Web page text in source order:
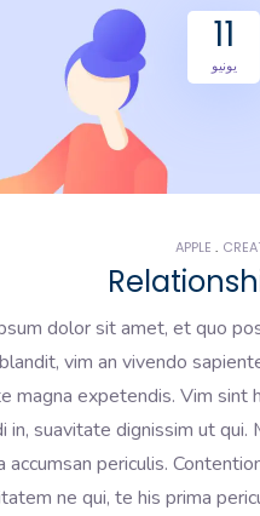
11
يونيو
APPLE
dolor sit amet, et quo
vim an vivendo
magna expetendis. Vim sint
in, suavitate dignissim ut qui.
accumsan periculis.
ne qui, te his prima